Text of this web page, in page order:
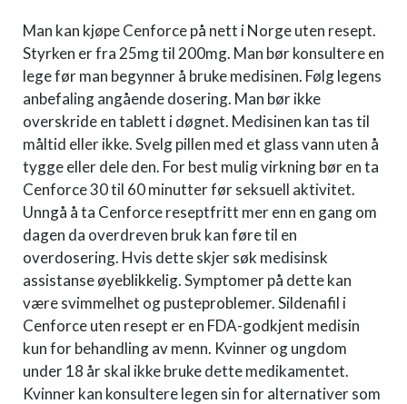
Man kan kjøpe Cenforce på nett i Norge uten resept.
Styrken er fra 25mg til 200mg. Man bør konsultere en
lege før man begynner å bruke medisinen. Følg legens
anbefaling angående dosering. Man bør ikke
overskride en tablett i døgnet. Medisinen kan tas til
måltid eller ikke. Svelg pillen med et glass vann uten å
tygge eller dele den. For best mulig virkning bør en ta
Cenforce 30 til 60 minutter før seksuell aktivitet.
Unngå å ta Cenforce reseptfritt mer enn en gang om
dagen da overdreven bruk kan føre til en
overdosering. Hvis dette skjer søk medisinsk
assistanse øyeblikkelig. Symptomer på dette kan
være svimmelhet og pusteproblemer. Sildenafil i
Cenforce uten resept er en FDA-godkjent medisin
kun for behandling av menn. Kvinner og ungdom
under 18 år skal ikke bruke dette medikamentet.
Kvinner kan konsultere legen sin for alternativer som